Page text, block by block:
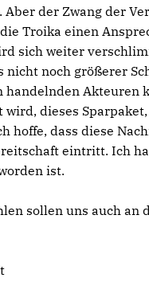
der Zwang der
Troika einen
sich weiter
nicht noch größerer
handelnden Akteuren
wird, dieses
hoffe, dass diese
eintritt. Ich
ist.
sollen uns auch